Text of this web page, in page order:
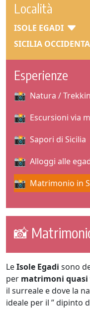
Località
ISOLE EGADI
SICILIA
Esperienze
Natura /
Escursioni via
Sapori di Sicilia
Alloggi alle
Matrimonio in
📸
LeIsole Egadi sono
per matrimoni quasi
il surreale e dove la
ideale per il ” dipinto